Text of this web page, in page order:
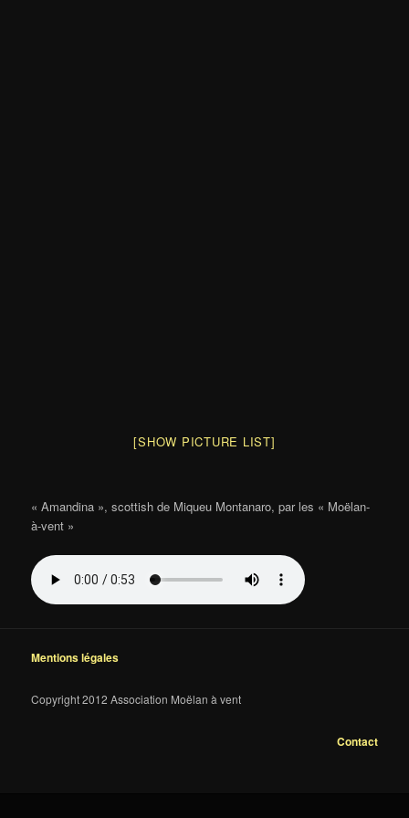
[SHOW PICTURE LIST]
« Amandina », scottish de Miqueu Montanaro, par les « Moëlan-
à-vent »
Mentions légales
Copyright 2012 Association Moëlan à vent
Contact